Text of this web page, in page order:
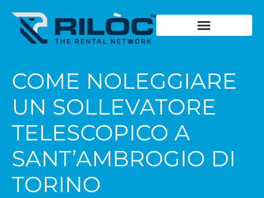
COME NOLEGGIARE
UN SOLLEVATORE
TELESCOPICO A
SANT’AMBROGIO DI
TORINO